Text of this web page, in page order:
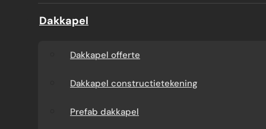
Constructieberekening
Moderne aanbouw
Dakkapel projecten
Dakkapel
Dakkapel offerte
Dakkapel constructietekening
Prefab dakkapel